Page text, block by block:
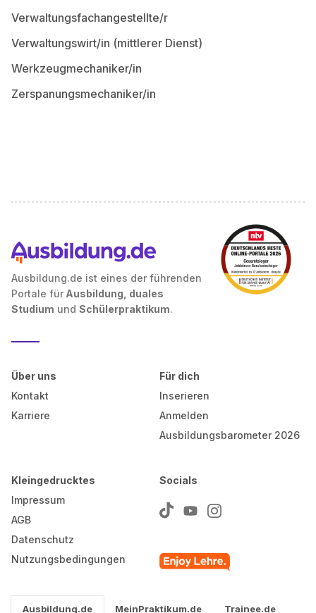
Verwaltungsfachangestellte/r
Verwaltungswirt/in (mittlerer Dienst)
Werkzeugmechaniker/in
Zerspanungsmechaniker/in
Ausbildung.de ist eines der führenden
Portale für Ausbildung, duales
Studium und Schülerpraktikum.
Über uns
Kontakt
Karriere
Für dich
Inserieren
Anmelden
Ausbildungsbarometer 2026
Kleingedrucktes
Impressum
AGB
Datenschutz
Nutzungsbedingungen
Socials
Ausbildung.de MeinPraktikum.de Trainee.de